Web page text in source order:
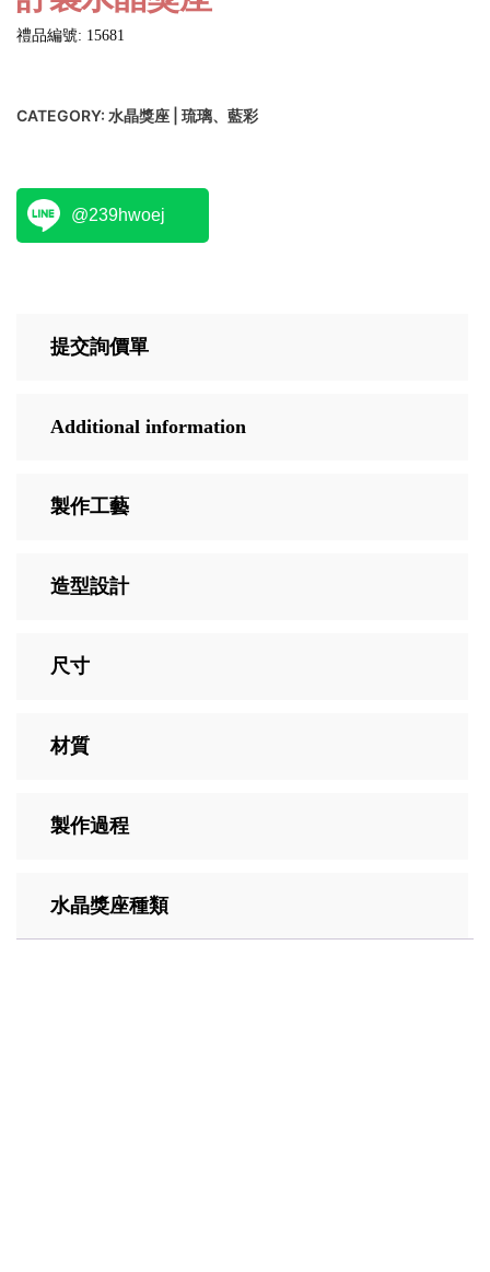
禮品編號: 15681
CATEGORY: 水晶獎座 | 琉璃、藍彩
@239hwoej
提交詢價單
Additional information
製作工藝
造型設計
尺寸
材質
製作過程
水晶獎座種類